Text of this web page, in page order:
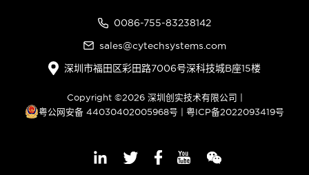
0086-755-83238142
sales@cytechsystems.com
深圳市福田区彩田路7006号深科技城B座15楼
Copyright ©2026 深圳创实技术有限公司 |
粤公网安备 44030402005968号 | 粤ICP备2022093419号